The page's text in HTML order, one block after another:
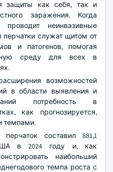
защиты как себя, так и
заражения. Когда
проводит неинвазивные
перчатки служат щитом от
и патогенов, помогая
среду для всех в
возможностей
в области выявления и
потребность в
как прогнозируется,
темпами.
перчаток составил 881,1
в 2024 году и, как
наибольший
темпа роста с